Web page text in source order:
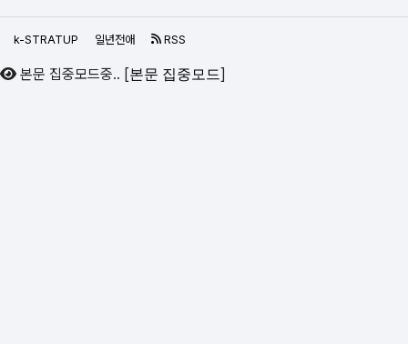
k-STRATUP 일년전애 RSS
본문 집중모드중.. [본문 집중모드]